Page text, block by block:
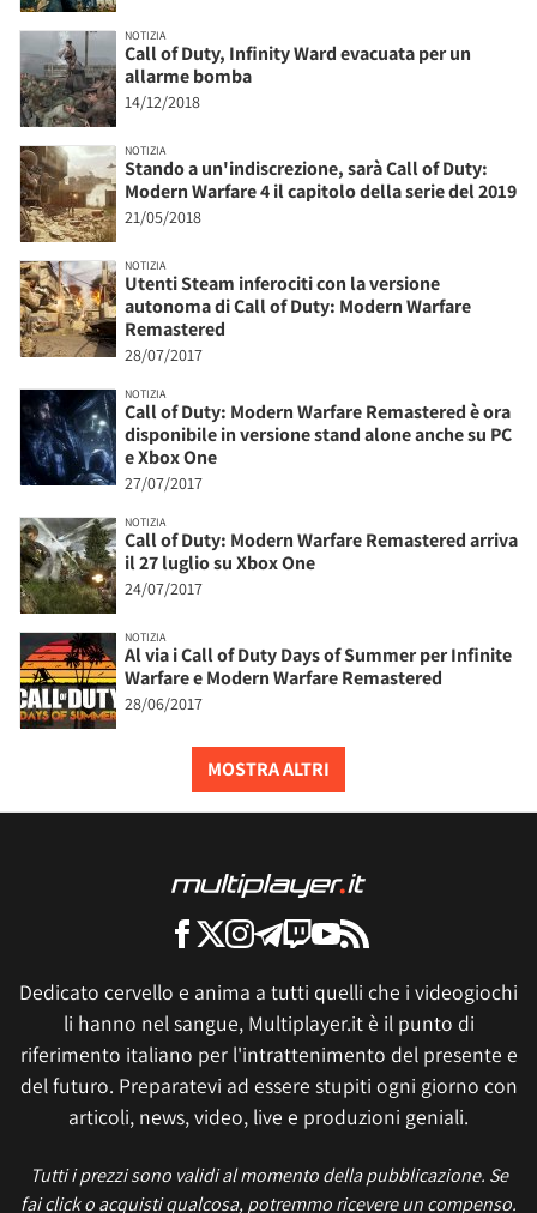
NOTIZIA
Call of Duty, Infinity Ward evacuata per un
allarme bomba
14/12/2018
NOTIZIA
Stando a un'indiscrezione, sarà Call of Duty:
Modern Warfare 4 il capitolo della serie del 2019
21/05/2018
NOTIZIA
Utenti Steam inferociti con la versione
autonoma di Call of Duty: Modern Warfare
Remastered
28/07/2017
NOTIZIA
Call of Duty: Modern Warfare Remastered è ora
disponibile in versione stand alone anche su PC
e Xbox One
27/07/2017
NOTIZIA
Call of Duty: Modern Warfare Remastered arriva
il 27 luglio su Xbox One
24/07/2017
NOTIZIA
Al via i Call of Duty Days of Summer per Infinite
Warfare e Modern Warfare Remastered
28/06/2017
MOSTRA ALTRI
Dedicato cervello e anima a tutti quelli che i videogiochi
li hanno nel sangue, Multiplayer.it è il punto di
riferimento italiano per l'intrattenimento del presente e
del futuro. Preparatevi ad essere stupiti ogni giorno con
articoli, news, video, live e produzioni geniali.
Tutti i prezzi sono validi al momento della pubblicazione. Se
fai click o acquisti qualcosa, potremmo ricevere un compenso.